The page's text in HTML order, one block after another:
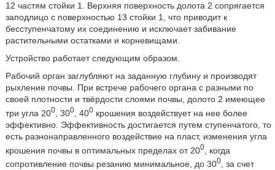
12 частям стойки 1. Верхняя поверхность долота 2 сопрягается
заподлицо с поверхностью 13 стойки 1, что приводит к
бесступенчатому их соединению и исключает забивание
растительными остатками и корневищами.
Устройство работает следующим образом.
Рабочий орган заглубляют на заданную глубину и производят
рыхление почвы. При встрече рабочего органа с разными по
своей плотности и твёрдости слоями почвы, долото 2 имеющее
три угла 200, 300, 400крошения воздействует на нее более
эффективно. Эффективность достигается путем ступенчатого, то
есть разнонаправленного воздействие на пласт, изменения угла
крошения почвы в оптимальных пределах от 200, когда
сопротивление почвы резанию минимальное, до 300, за счет